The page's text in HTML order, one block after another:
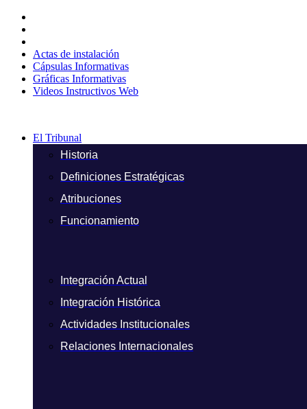
contenido
Actas de instalación
Cápsulas Informativas
Gráficas Informativas
Videos Instructivos Web
El Tribunal
Historia
Definiciones Estratégicas
Atribuciones
Funcionamiento
Integración Actual
Integración Histórica
Actividades Institucionales
Relaciones Internacionales